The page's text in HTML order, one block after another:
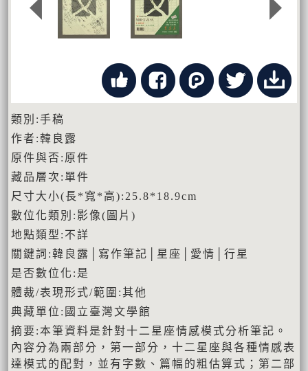
類別:手稿
作者:韓良露
原件與否:原件
藏品層次:單件
尺寸大小(長*寬*高):25.8*18.9cm
數位化類別:影像(圖片)
地點類型:不詳
關鍵詞:韓良露│寫作筆記│星座│愛情│行星
是否數位化:是
體裁/表現形式/範圍:其他
典藏單位:國立臺灣文學館
摘要:本筆資料是針對十二星座情感模式分析筆記。
內容分為兩部分，第一部分，十二星座與各種情感表
達模式的配對，並有字數、篇幅的粗估算式；第二部